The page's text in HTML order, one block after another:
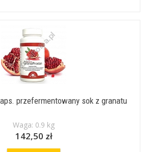
przefermentowany sok z granatu
Waga: 0.9 kg
142,50 zł